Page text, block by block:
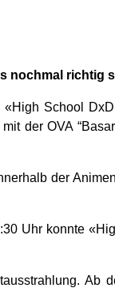
nochmal richtig
School
der OVA
der
Uhr konnte
Ab